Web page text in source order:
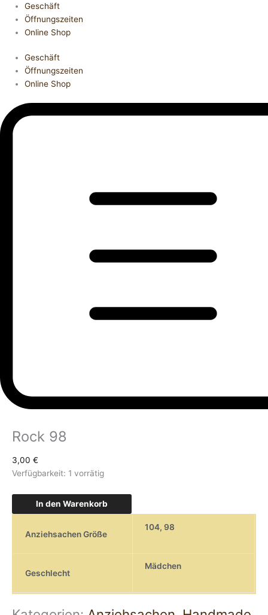
Geschäft
Öffnungszeiten
Online Shop
Geschäft
Öffnungszeiten
Online Shop
Rock 98
3,00 €
Verfügbarkeit: 1 vorrätig
In den Warenkorb
Anziehsachen Größe
104, 98
Geschlecht
Mädchen